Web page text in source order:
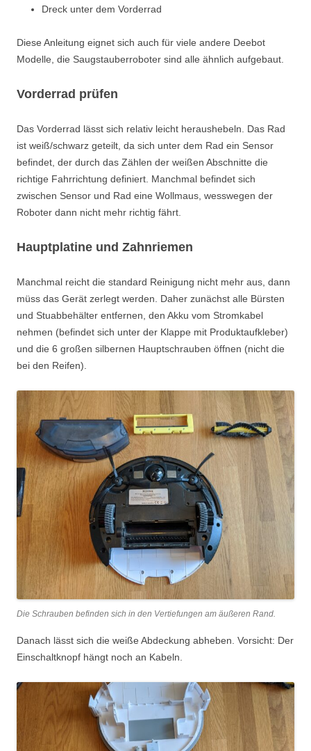
Dreck unter dem Vorderrad
Diese Anleitung eignet sich auch für viele andere Deebot
Modelle, die Saugstauberroboter sind alle ähnlich aufgebaut.
Vorderrad prüfen
Das Vorderrad lässt sich relativ leicht heraushebeln. Das Rad
ist weiß/schwarz geteilt, da sich unter dem Rad ein Sensor
befindet, der durch das Zählen der weißen Abschnitte die
richtige Fahrrichtung definiert. Manchmal befindet sich
zwischen Sensor und Rad eine Wollmaus, wesswegen der
Roboter dann nicht mehr richtig fährt.
Hauptplatine und Zahnriemen
Manchmal reicht die standard Reinigung nicht mehr aus, dann
müss das Gerät zerlegt werden. Daher zunächst alle Bürsten
und Stuabbehälter entfernen, den Akku vom Stromkabel
nehmen (befindet sich unter der Klappe mit Produktaufkleber)
und die 6 großen silbernen Hauptschrauben öffnen (nicht die
bei den Reifen).
Die Schrauben befinden sich in den Vertiefungen am äußeren Rand.
Danach lässt sich die weiße Abdeckung abheben. Vorsicht: Der
Einschaltknopf hängt noch an Kabeln.